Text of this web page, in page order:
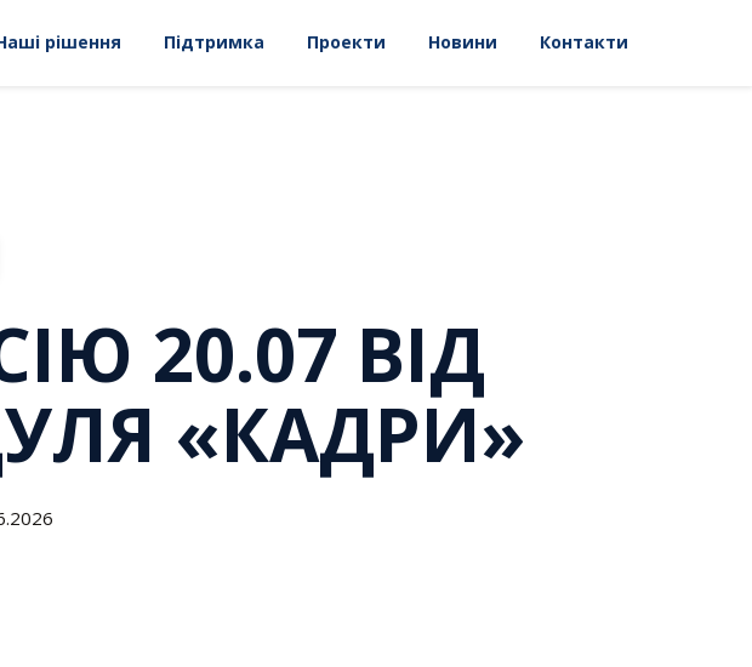
рішення Підтримка Проекти Новини Контакти
20.07 ВІД
«КАДРИ»